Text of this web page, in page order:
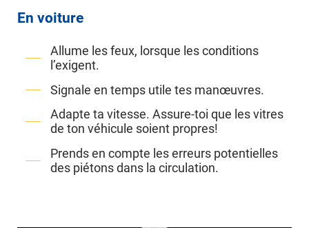
En voiture
Allume les feux, lorsque les conditions
l’exigent.
Signale en temps utile tes manœuvres.
Adapte ta vitesse. Assure-toi que les vitres
de ton véhicule soient propres!
Prends en compte les erreurs potentielles
des piétons dans la circulation.